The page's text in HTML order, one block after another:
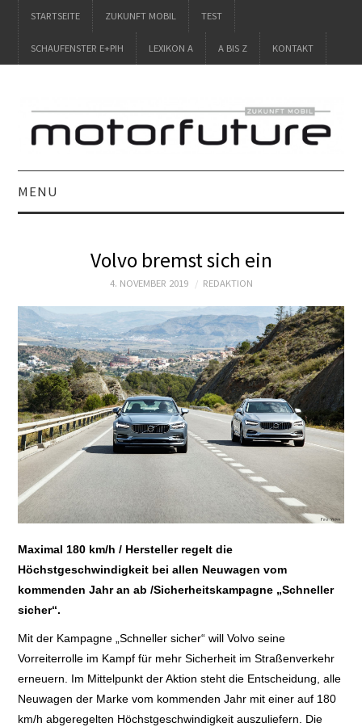
STARTSEITE ZUKUNFT MOBIL TEST
SCHAUFENSTER E+PIH LEXIKON A A BIS Z KONTAKT
MENU
ZUKUNFT MOBIL
TEST
SCHAUFENSTER
E+PIH
LEXIKON A
A BIS Z
KONTAKT
Volvo bremst sich ein
4. NOVEMBER 2019 REDAKTION
Maximal 180 km/h / Hersteller regelt die
Höchstgeschwindigkeit bei allen Neuwagen vom
kommenden Jahr an ab /Sicherheitskampagne „Schneller
sicher“.
Mit der Kampagne „Schneller sicher“ will Volvo seine
Vorreiterrolle im Kampf für mehr Sicherheit im Straßenverkehr
erneuern. Im Mittelpunkt der Aktion steht die Entscheidung, alle
Neuwagen der Marke vom kommenden Jahr mit einer auf 180
km/h abgeregelten Höchstgeschwindigkeit auszuliefern. Die